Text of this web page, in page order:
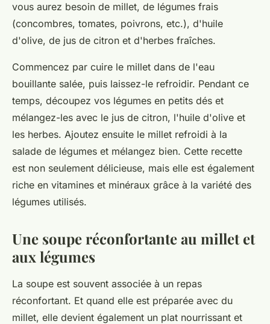
vous aurez besoin de millet, de légumes frais
(concombres, tomates, poivrons, etc.), d'huile
d'olive, de jus de citron et d'herbes fraîches.
Commencez par cuire le millet dans de l'eau
bouillante salée, puis laissez-le refroidir. Pendant ce
temps, découpez vos légumes en petits dés et
mélangez-les avec le jus de citron, l'huile d'olive et
les herbes. Ajoutez ensuite le millet refroidi à la
salade de légumes et mélangez bien. Cette recette
est non seulement délicieuse, mais elle est également
riche en vitamines et minéraux grâce à la variété des
légumes utilisés.
Une soupe réconfortante au millet et
aux légumes
La soupe est souvent associée à un repas
réconfortant. Et quand elle est préparée avec du
millet, elle devient également un plat nourrissant et